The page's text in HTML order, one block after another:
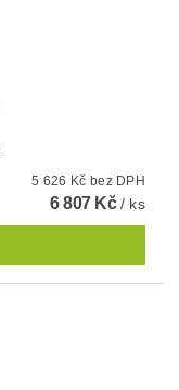
5 626 Kč bez DPH
6 807 Kč/ ks